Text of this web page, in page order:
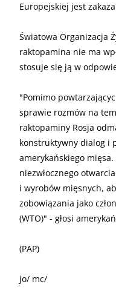
Europejskiej jest
Światowa Organizacja
raktopamina nie ma
stosuje się ją w
"Pomimo
sprawie rozmów na
raktopaminy Rosja
konstruktywny dialog i
amerykańskiego mięsa.
niezwłocznego
i wyrobów mięsnych,
zobowiązania jako
(WTO)" - głosi
(PAP)
jo/ mc/